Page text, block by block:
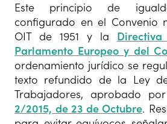
Este principio de
configurado en el Convenio
OIT de 1951 y la
Parlamento Europeo y del
ordenamiento jurídico se
texto refundido de la Ley
Trabajadores, aprobado
2/2015, de 23 de Octubre.